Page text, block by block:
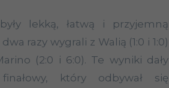
lekką, łatwą i przyjemną
razy wygrali z Walią (1:0 i 1:0)
(2:0 i 6:0). Te wyniki dały
który odbywał się